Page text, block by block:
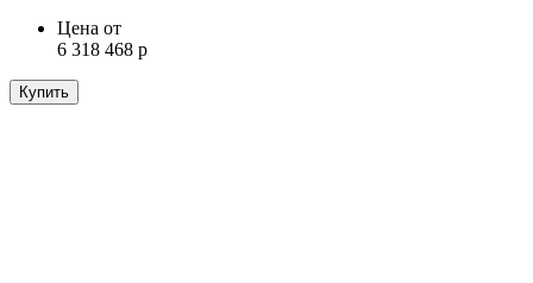
Цена от
6 318 468 р
Купить